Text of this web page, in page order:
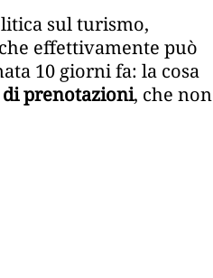
sul turismo,
effettivamente può
10 giorni fa: la cosa
prenotazioni, che non